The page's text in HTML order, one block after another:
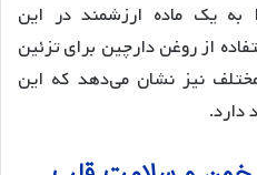
به یک ماده ارزشمند در این
از روغن دارچین برای تزئین
نیز نشان می‌دهد که این
دارد.